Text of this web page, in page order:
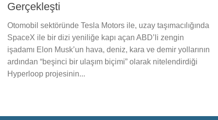
Gerçekleşti
Otomobil sektöründe Tesla Motors ile, uzay taşımacılığında
SpaceX ile bir dizi yeniliğe kapı açan ABD’li zengin
işadamı Elon Musk’un hava, deniz, kara ve demir yollarının
ardından “beşinci bir ulaşım biçimi” olarak nitelendirdiği
Hyperloop projesinin...